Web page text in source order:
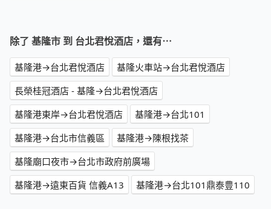
除了 基隆市 到 台北君悅酒店，還有⋯
基隆港→台北君悅酒店
基隆火車站→台北君悅酒店
長榮桂冠酒店 - 基隆→台北君悅酒店
基隆港東岸→台北君悅酒店
基隆港→台北101
基隆港→台北市信義區
基隆港→陳根找茶
基隆廟口夜市→台北市政府前廣場
基隆港→遠東百貨 信義A13
基隆港→台北101鼎泰豊110